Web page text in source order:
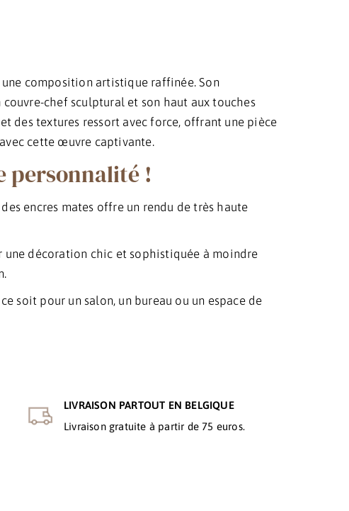
une composition artistique raffinée. Son
chef sculptural et son haut aux touches
des textures ressort avec force, offrant une pièce
cette œuvre captivante.
personnalité !
encres mates offre un rendu de très haute
décoration chic et sophistiquée à moindre
soit pour un salon, un bureau ou un espace de
LIVRAISON PARTOUT EN BELGIQUE
Livraison gratuite à partir de 75 euros.